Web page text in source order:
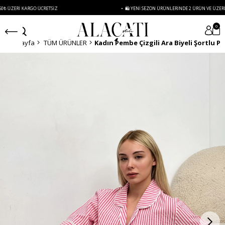
ÜCRETSIZ • 🛍️ YENI SEZON ÜRÜNLERINDE 2 ÜRÜN VE ÜZERI
0
Anasayfa TÜM ÜRÜNLER